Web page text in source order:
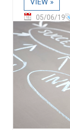
VIEW »
05/06/19